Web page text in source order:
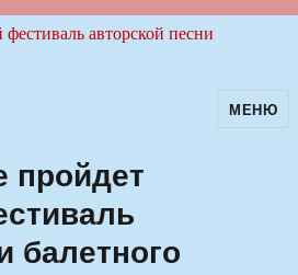
авторскойМЕНЮ
пройдет
балетного